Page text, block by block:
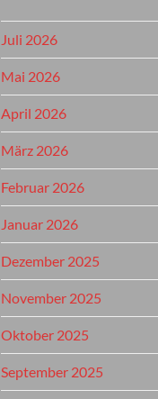
Juli 2026
Mai 2026
April 2026
März 2026
Februar 2026
Januar 2026
Dezember 2025
November 2025
Oktober 2025
September 2025